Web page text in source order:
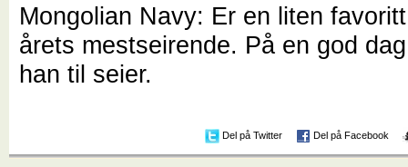
Mongolian Navy: Er en liten
årets mestseirende. På en god
han til seier.
Del på Twitter Del på Facebook